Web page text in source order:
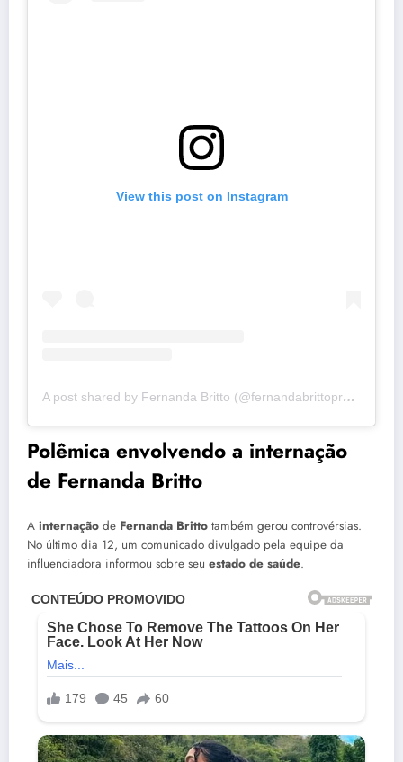
View this post on Instagram
A post shared by Fernanda Britto (@fernandabrittoprotocolo)
Polêmica envolvendo a internação
de Fernanda Britto
A internação de Fernanda Britto também gerou controvérsias.
No último dia 12, um comunicado divulgado pela equipe da
influenciadora informou sobre seu estado de saúde.